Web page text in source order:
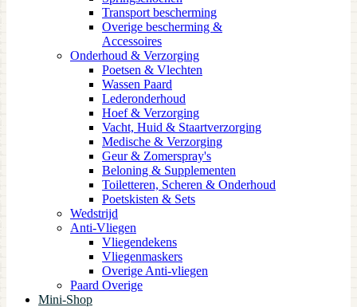
Transport bescherming
Overige bescherming &
Accessoires
Onderhoud & Verzorging
Poetsen & Vlechten
Wassen Paard
Lederonderhoud
Hoef & Verzorging
Vacht, Huid & Staartverzorging
Medische & Verzorging
Geur & Zomerspray's
Beloning & Supplementen
Toiletteren, Scheren & Onderhoud
Poetskisten & Sets
Wedstrijd
Anti-Vliegen
Vliegendekens
Vliegenmaskers
Overige Anti-vliegen
Paard Overige
Mini-Shop